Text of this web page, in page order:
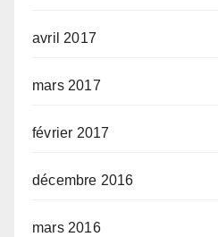
avril 2017
mars 2017
février 2017
décembre 2016
mars 2016